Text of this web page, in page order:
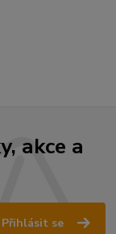
akce a
Přihlásit se